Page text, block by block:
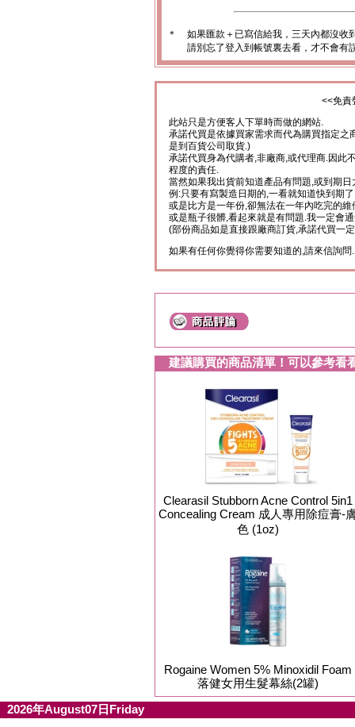
＊
如果匯款＋已寫信給我，三天內都沒收
請別忘了登入到帳號裏去看，才不會有
<<免責
此站只是方便客人下單時而做的網站.
承諾代買是依據買家需求而代為購買指定之
是到百貨公司取貨.)
承諾代買身為代購者,非廠商,或代理商.因此
程度的責任.
當然如果我出貨前知道產品有問題,或到期
例:只要有寫製造日期的,一看就知道快到期
或是比方是一年份,卻無法在一年內吃完的維
或是瓶子很髒,看起來就是有問題.我一定會
(部份商品如是直接跟廠商訂貨,承諾代買一
如果有任何你覺得你需要知道的,請來信詢問.
建議購買的商品清單！可以參考看
Clearasil Stubborn Acne Control 5in1
Concealing Cream 成人專用除痘膏-
色 (1oz)
Rogaine Women 5% Minoxidil Foam
落健女用生髮幕絲(2罐)
2026年August07日Friday